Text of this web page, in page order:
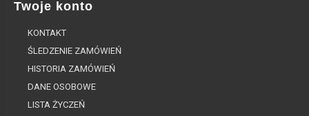
Twoje konto
KONTAKT
ŚLEDZENIE ZAMÓWIEŃ
HISTORIA ZAMÓWIEŃ
DANE OSOBOWE
LISTA ŻYCZEŃ